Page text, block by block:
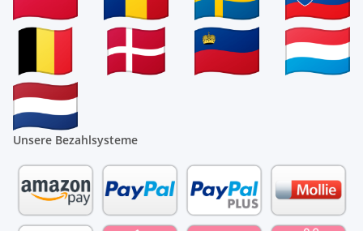
Unsere Bezahlsysteme